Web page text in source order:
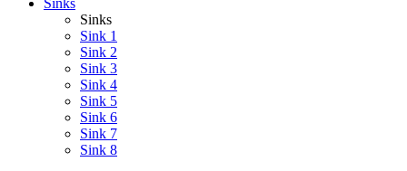
Sinks
Sinks
Sink 1
Sink 2
Sink 3
Sink 4
Sink 5
Sink 6
Sink 7
Sink 8